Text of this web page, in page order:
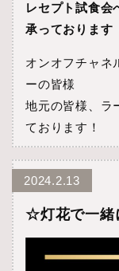
レセプト試食
承っております
オンオフチャネ
ーの皆様
地元の皆様、ラ
ております！
2024.2.13
☆灯花で一緒